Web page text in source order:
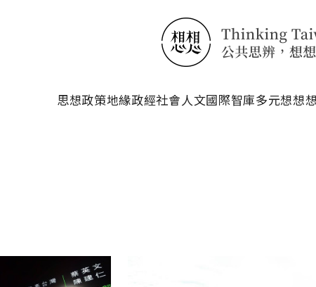
思想政策地緣政經社會人文國際智庫多元想想